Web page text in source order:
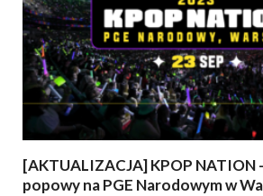
[AKTUALIZACJA] KPOP NATION
popowy na PGE Narodowym w